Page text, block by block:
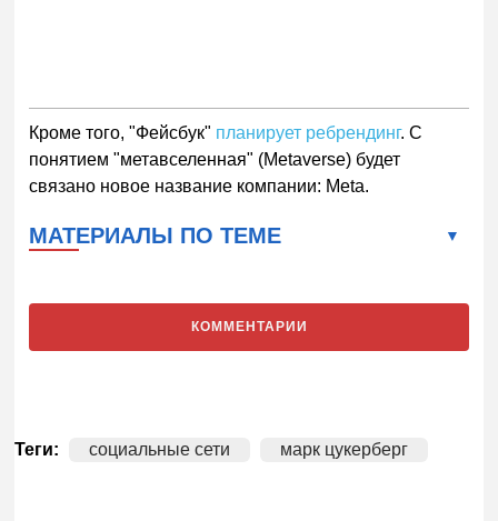
Кроме того, "Фейсбук" планирует ребрендинг. С
понятием "метавселенная" (Metaverse) будет
связано новое название компании: Meta.
МАТЕРИАЛЫ ПО ТЕМЕ
КОММЕНТАРИИ
Теги: социальные сети марк цукерберг